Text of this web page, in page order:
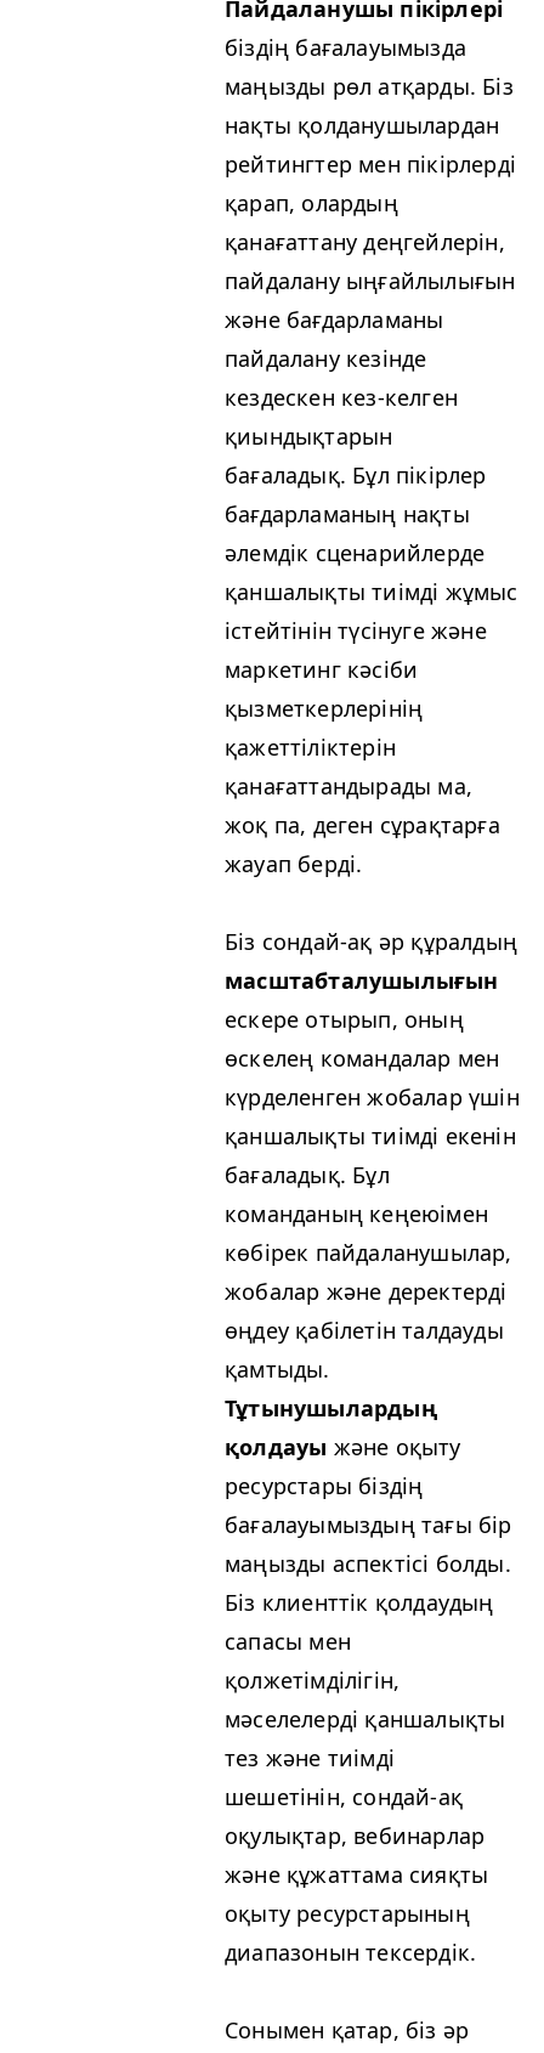
Пайдаланушы пікірлері
біздің бағалауымызда
маңызды рөл атқарды. Біз
нақты қолданушылардан
рейтингтер мен пікірлерді
қарап, олардың
қанағаттану деңгейлерін,
пайдалану ыңғайлылығын
және бағдарламаны
пайдалану кезінде
кездескен кез-келген
қиындықтарын
бағаладық. Бұл пікірлер
бағдарламаның нақты
әлемдік сценарийлерде
қаншалықты тиімді жұмыс
істейтінін түсінуге және
маркетинг кәсіби
қызметкерлерінің
қажеттіліктерін
қанағаттандырады ма,
жоқ па, деген сұрақтарға
жауап берді.
Біз сондай-ақ әр құралдың
масштабталушылығын
ескере отырып, оның
өскелең командалар мен
күрделенген жобалар үшін
қаншалықты тиімді екенін
бағаладық. Бұл
команданың кеңеюімен
көбірек пайдаланушылар,
жобалар және деректерді
өңдеу қабілетін талдауды
қамтыды.
Тұтынушылардың
қолдауы және оқыту
ресурстары біздің
бағалауымыздың тағы бір
маңызды аспектісі болды.
Біз клиенттік қолдаудың
сапасы мен
қолжетімділігін,
мәселелерді қаншалықты
тез және тиімді
шешетінін, сондай-ақ
оқулықтар, вебинарлар
және құжаттама сияқты
оқыту ресурстарының
диапазонын тексердік.
Сонымен қатар, біз әр